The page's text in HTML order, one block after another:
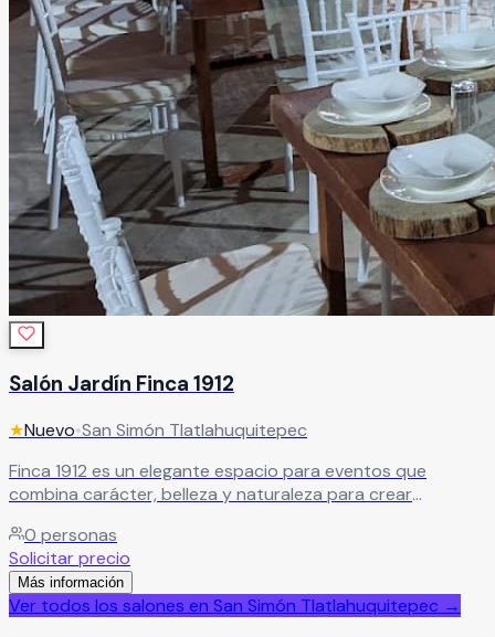
Salón Jardín Finca 1912
★Nuevo•San Simón Tlatlahuquitepec
Finca 1912 es un elegante espacio para eventos que
combina carácter, belleza y naturaleza para crear
instalaciones y la amplitud de su jardín verde ofrecen el
escenario perfecto para bodas, XV años, aniversarios,
graduaciones y eventos sociales especiales, brindando
una atmósfera romántica y sofisticada para compartir
0 personas
Solicitar precio
Más información
Ver todos los salones en San Simón Tlatlahuquitepec →